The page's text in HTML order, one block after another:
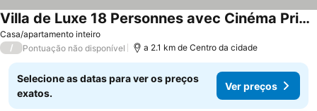
Casa/apartamento inteiro
Villa de Luxe 18 Personnes avec Cinéma Privé, Spa, et Salle de Sport - Idéal Séjour Bien-Être
Ver preços
/ Pontuação não disponível a 2.1 km de Centro da cidade
Selecione as datas para ver os preços
exatos.
Ver preços